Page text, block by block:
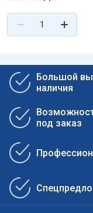
Большой
наличия
под заказ